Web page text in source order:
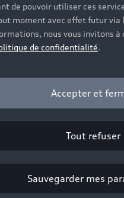
sur jusqu'à 130
et vous
2
Cliquez sur « Contacter
de pouvoir utiliser ces
moment avec effet futur via
nous vous invitons
de confidentialité.
Accepter et
Tout refuser
Sauvegarder mes